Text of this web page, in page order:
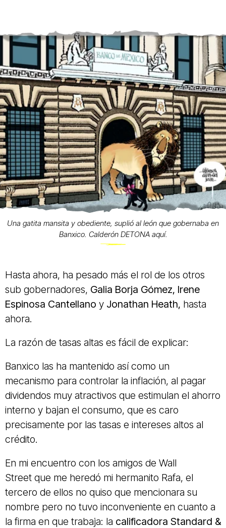
Una gatita mansita y obediente, suplió al león que gobernaba en
Banxico. Calderón DETONA aquí.
Hasta ahora, ha pesado más el rol de los otros
sub gobernadores, Galia Borja Gómez, Irene
Espinosa Cantellano y Jonathan Heath, hasta
ahora.
La razón de tasas altas es fácil de explicar:
Banxico las ha mantenido así como un
mecanismo para controlar la inflación, al pagar
dividendos muy atractivos que estimulan el ahorro
interno y bajan el consumo, que es caro
precisamente por las tasas e intereses altos al
crédito.
En mi encuentro con los amigos de Wall
Street que me heredó mi hermanito Rafa, el
tercero de ellos no quiso que mencionara su
nombre pero no tuvo inconveniente en cuanto a
la firma en que trabaja: la calificadora Standard &